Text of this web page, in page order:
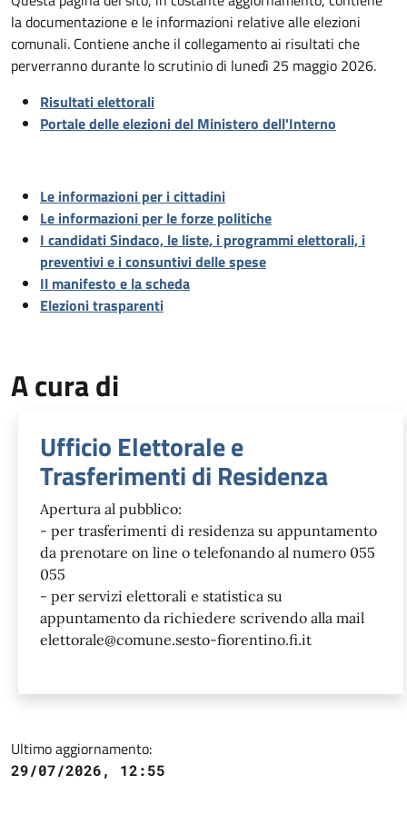
la documentazione e le informazioni relative alle elezioni
comunali. Contiene anche il collegamento ai risultati che
perverranno durante lo scrutinio di lunedì 25 maggio 2026.
Risultati elettorali
Portale delle elezioni del Ministero dell'Interno
Le informazioni per i cittadini
Le informazioni per le forze politiche
I candidati Sindaco, le liste, i programmi elettorali, i
preventivi e i consuntivi delle spese
Il manifesto e la scheda
Elezioni trasparenti
A cura di
Ufficio Elettorale e
Trasferimenti di Residenza
Apertura al pubblico:
- per trasferimenti di residenza su appuntamento
da prenotare on line o telefonando al numero 055
055
- per servizi elettorali e statistica su
appuntamento da richiedere scrivendo alla mail
elettorale@comune.sesto-fiorentino.fi.it
Ultimo aggiornamento:
29/07/2026, 12:55